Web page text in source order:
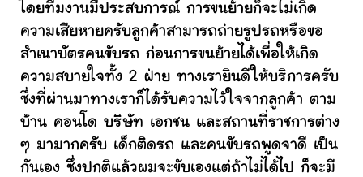
โดยทีมงานมีประสบการณ์ การขนย้ายก็จะไม่เกิด
ความเสียหายครับลูกค้าสามารถถ่ายรูปรถหรือขอ
สำเนาบัตรคนขับรถ ก่อนการขนย้ายได้เพื่อให้เกิด
ความสบายใจทั้ง 2 ฝ่าย ทางเรายินดีให้บริการครับ
ซึ่งที่ผ่านมาทางเราก็ได้รับความไว้ใจจากลูกค้า ตาม
บ้าน คอนโด บริษัท เอกชน และสถานที่ราชการต่าง
ๆ มามากครับ เด็กติดรถ และคนขับรถพูดจาดี เป็น
กันเอง ซึ่งปกติแล้วผมจะขับเองแต่ถ้าไม่ได้ไป ก็จะมี